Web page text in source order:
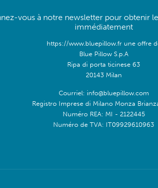
vous à notre newsletter pour obtenir
immédiatement
https://www.bluepillow.fr une offre
Blue Pillow S.p.A
Ripa di porta ticinese 63
20143 Milan
Courriel: info@bluepillow.com
Registro Imprese di Milano Monza
Numéro REA: MI - 2122445
Numéro de TVA: IT09929610963